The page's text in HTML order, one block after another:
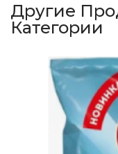
Другие
Категории